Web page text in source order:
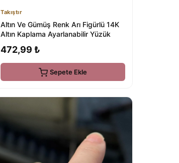
Takıştır
Altın Ve Gümüş Renk Arı Figürlü 14K
Altın Kaplama Ayarlanabilir Yüzük
472,99 ₺
Sepete Ekle